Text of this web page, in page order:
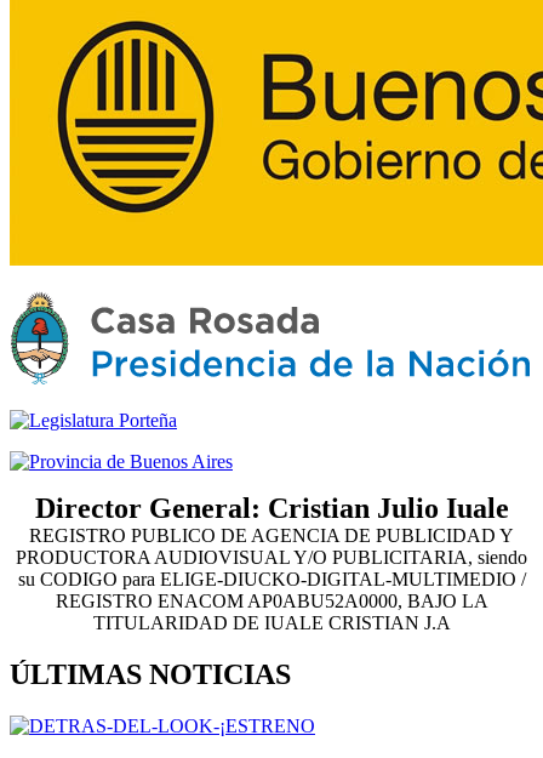
Director General: Cristian Julio Iuale
REGISTRO PUBLICO DE AGENCIA DE PUBLICIDAD Y
PRODUCTORA AUDIOVISUAL Y/O PUBLICITARIA, siendo
su CODIGO para ELIGE-DIUCKO-DIGITAL-MULTIMEDIO /
REGISTRO ENACOM AP0ABU52A0000, BAJO LA
TITULARIDAD DE IUALE CRISTIAN J.A
ÚLTIMAS NOTICIAS